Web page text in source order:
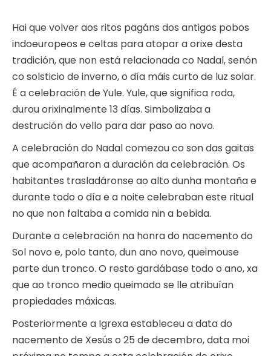
Hai que volver aos ritos pagáns dos antigos pobos
indoeuropeos e celtas para atopar a orixe desta
tradición, que non está relacionada co Nadal, senón
co solsticio de inverno, o día máis curto de luz solar.
É a celebración de Yule. Yule, que significa roda,
durou orixinalmente 13 días. Simbolizaba a
destrución do vello para dar paso ao novo.
A celebración do Nadal comezou co son das gaitas
que acompañaron a duración da celebración. Os
habitantes trasladáronse ao alto dunha montaña e
durante todo o día e a noite celebraban este ritual
no que non faltaba a comida nin a bebida.
Durante a celebración na honra do nacemento do
Sol novo e, polo tanto, dun ano novo, queimouse
parte dun tronco. O resto gardábase todo o ano, xa
que ao tronco medio queimado se lle atribuían
propiedades máxicas.
Posteriormente a Igrexa estableceu a data do
nacemento de Xesús o 25 de decembro, data moi